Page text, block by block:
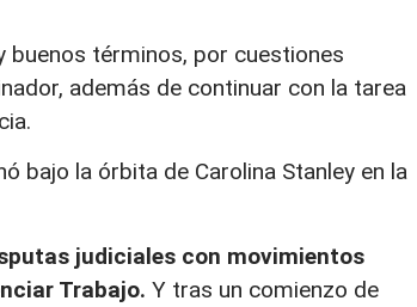
buenos términos, por cuestiones
además de continuar con la tarea
bajo la órbita de Carolina Stanley en la
judiciales con movimientos
Trabajo. Y tras un comienzo de